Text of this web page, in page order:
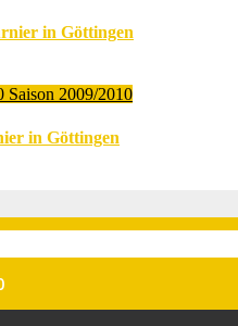
in Göttingen
Saison 2009/2010
in Göttingen